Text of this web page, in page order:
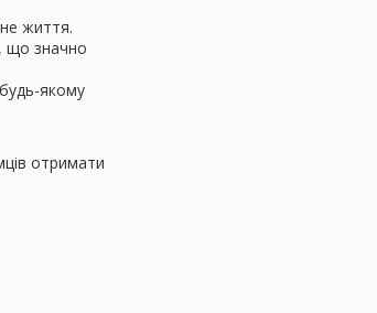
життя.
що значно
якому
отримати